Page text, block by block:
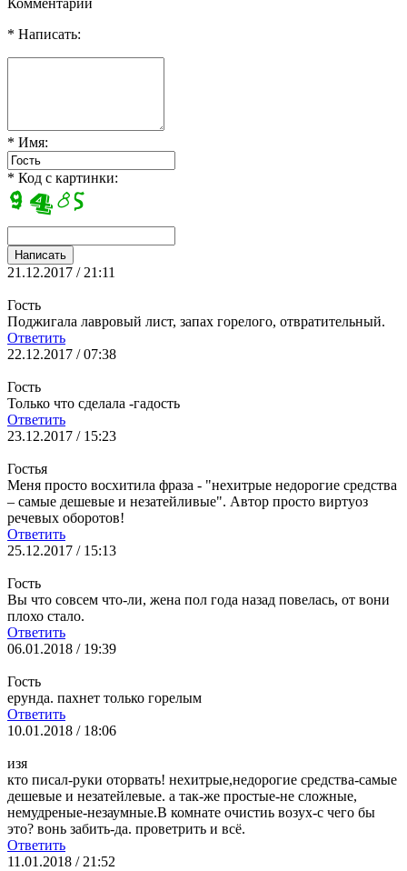
Комментарии
* Написать:
* Имя:
* Код с картинки:
21.12.2017 / 21:11
Гость
Поджигала лавровый лист, запах горелого, отвратительный.
Ответить
22.12.2017 / 07:38
Гость
Только что сделала -гадость
Ответить
23.12.2017 / 15:23
Гостья
Меня просто восхитила фраза - "нехитрые недорогие средства
– самые дешевые и незатейливые". Автор просто виртуоз
речевых оборотов!
Ответить
25.12.2017 / 15:13
Гость
Вы что совсем что-ли, жена пол года назад повелась, от вони
плохо стало.
Ответить
06.01.2018 / 19:39
Гость
ерунда. пахнет только горелым
Ответить
10.01.2018 / 18:06
изя
кто писал-руки оторвать! нехитрые,недорогие средства-самые
дешевые и незатейлевые. а так-же простые-не сложные,
немудреные-незаумные.В комнате очистиь возух-с чего бы
это? вонь забить-да. проветрить и всё.
Ответить
11.01.2018 / 21:52